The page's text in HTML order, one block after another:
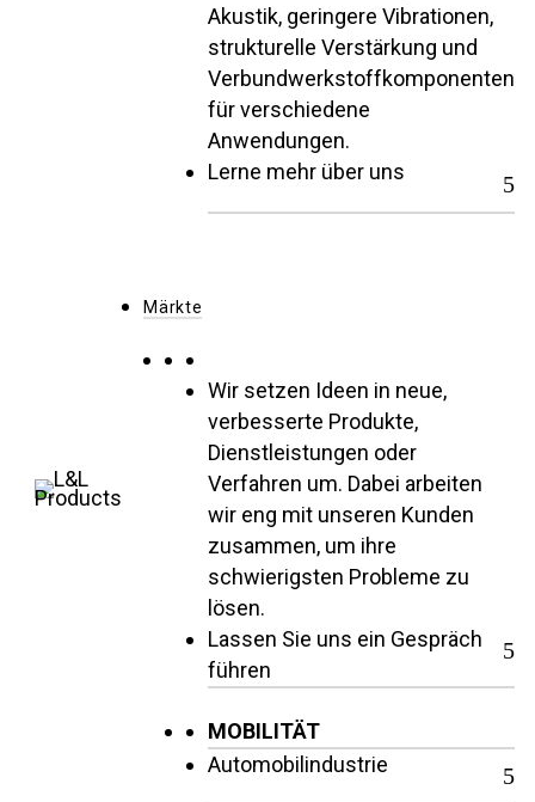
Akustik, geringere Vibrationen,
strukturelle Verstärkung und
Verbundwerkstoffkomponenten
für verschiedene
Anwendungen.
Lerne mehr über uns
Märkte
Wir setzen Ideen in neue,
verbesserte Produkte,
Dienstleistungen oder
Verfahren um. Dabei arbeiten
wir eng mit unseren Kunden
zusammen, um ihre
schwierigsten Probleme zu
lösen.
Lassen Sie uns ein Gespräch
führen
MOBILITÄT
Automobilindustrie